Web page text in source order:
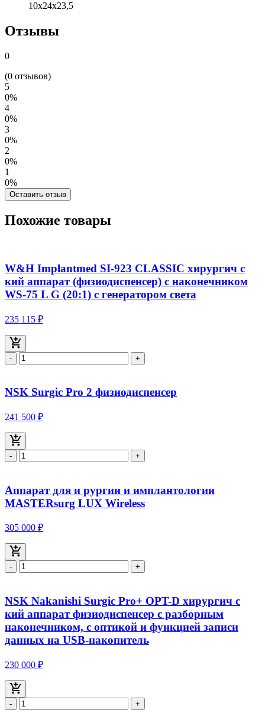
10х24х23,5
Отзывы
0
(0 отзывов)
5
0%
4
0%
3
0%
2
0%
1
0%
Оставить отзыв
Похожие товары
W&H Implantmed SI-923 CLASSIC хирургич с
кий аппарат (физиодиспенсер) с наконечником
WS-75 L G (20:1) с генератором света
235 115 ₽
- +
NSK Surgic Pro 2 физиодиспенсер
241 500 ₽
- +
Аппарат для и рургии и имплантологии
MASTERsurg LUX Wireless
305 000 ₽
- +
NSK Nakanishi Surgic Pro+ OPT-D хирургич с
кий аппарат физиодиспенсер с разборным
наконечником, с оптикой и функцией записи
данных на USB-накопитель
230 000 ₽
- +